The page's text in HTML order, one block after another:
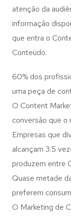
atenção da
informação
que entra o
Conteúdo.
60% dos
uma peça de
O Content
conversão que o
Empresas que
alcançam 3.5
produzem entre
Quase metade
preferem
O Marketing de